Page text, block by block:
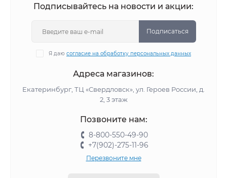
Подписывайтесь на новости и акции:
Подписаться
Я даю согласие на обработку персональных данных
Адреса магазинов:
Екатеринбург, ТЦ «Свердловск», ул. Героев России, д.
2, 3 этаж
Позвоните нам:
8-800-550-49-90
+7(902)-275-11-96
Перезвоните мне